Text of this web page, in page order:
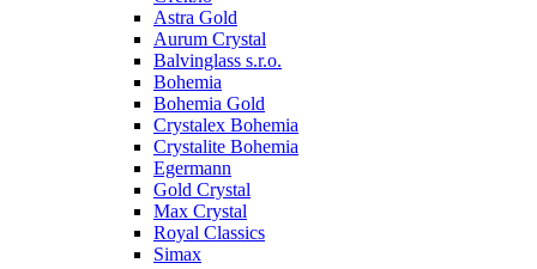
Astra Gold
Aurum Crystal
Balvinglass s.r.o.
Bohemia
Bohemia Gold
Crystalex Bohemia
Crystalite Bohemia
Egermann
Gold Crystal
Max Crystal
Royal Classics
Simax